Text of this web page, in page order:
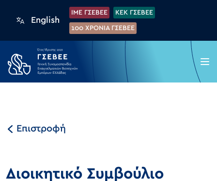
English
IME ΓΣΕΒΕΕ KEK ΓΣΕΒΕΕ
100 XPONIA ΓΣΕΒΕΕ
Επιστροφή
Διοικητικό Συμβούλιο